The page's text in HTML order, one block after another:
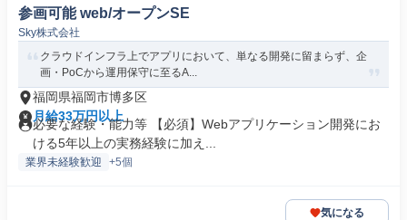
参画可能 web/オープンSE
Sky株式会社
クラウドインフラ上でアプリにおいて、単なる開発に留まらず、企
画・PoCから運用保守に至るA...
福岡県福岡市博多区
月給33万円以上
必要な経験・能力等 【必須】Webアプリケーション開発にお
ける5年以上の実務経験に加え...
業界未経験歓迎 +5個
気になる